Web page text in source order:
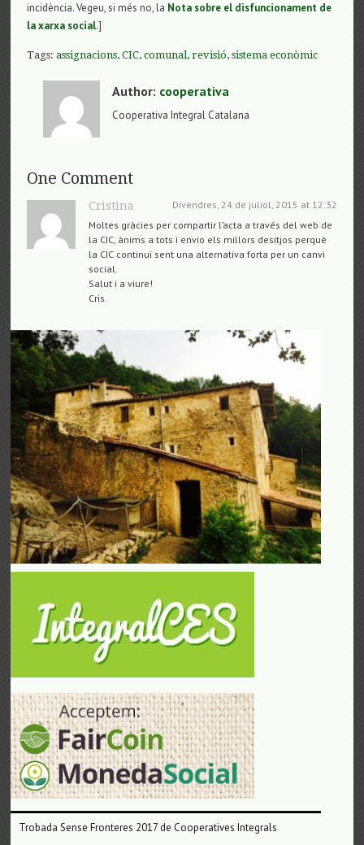
incidència. Vegeu, si més no, la Nota sobre el disfuncionament de
la xarxa social.]
Tags:assignacions,CIC,comunal,revisió,sistema econòmic
Author: cooperativa
Cooperativa Integral Catalana
One Comment
Cristina
Divendres, 24 de juliol, 2015 at 12:32
Moltes gràcies per compartir l’acta a través del web de
la CIC, ànims a tots i envio els millors desitjos perquè
la CIC continuï sent una alternativa forta per un canvi
social.
Salut i a viure!
Cris.
Trobada Sense Fronteres 2017 de Cooperatives Integrals